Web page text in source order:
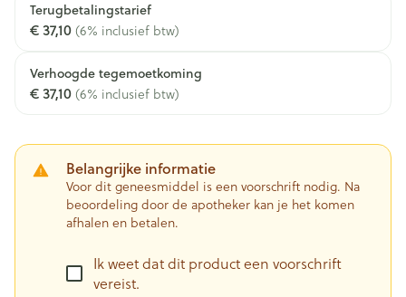
Terugbetalingstarief
€ 37,10(6% inclusief btw)
Verhoogde tegemoetkoming
€ 37,10(6% inclusief btw)
Belangrijke informatie
Voor dit geneesmiddel is een voorschrift nodig. Na
beoordeling door de apotheker kan je het komen
afhalen en betalen.
Ik weet dat dit product een voorschrift
vereist.